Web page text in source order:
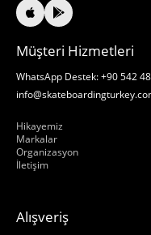
Müşteri Hizmetleri
WhatsApp Destek: +90 542
Hikayemiz
Markalar
Organizasyon
İletişim
Alışveriş
Hakkımızda